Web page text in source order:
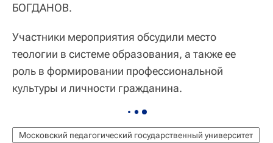
БОГДАНОВ.
Участники мероприятия обсудили место
теологии в системе образования, а также ее
роль в формировании профессиональной
культуры и личности гражданина.
Московский педагогический государственный университет